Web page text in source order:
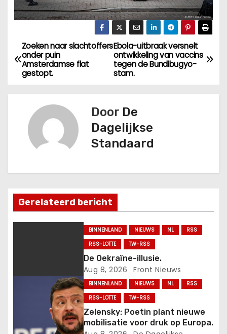
B
e
r
t
n
a
t
Ebola-uitbraak versnelt
ontwikkeling van vaccins
tegen de Bundibugyo-
stam.
Zoeken naar slachtoffers
onder puin
Amsterdamse flat
gestopt.
Door De
Dagelijkse
Standaard
Gerelateerd bericht
BINNENLAND NIEUWS NL
RSS
RSS-LOTTE
TW-RSS
De Oekraïne-illusie.
Aug 8, 2026 Front Nieuws
BINNENLAND NIEUWS NL
RSS
RSS-LOTTE
TW-RSS
Zelensky: Poetin plant nieuwe
mobilisatie voor druk op Europa.